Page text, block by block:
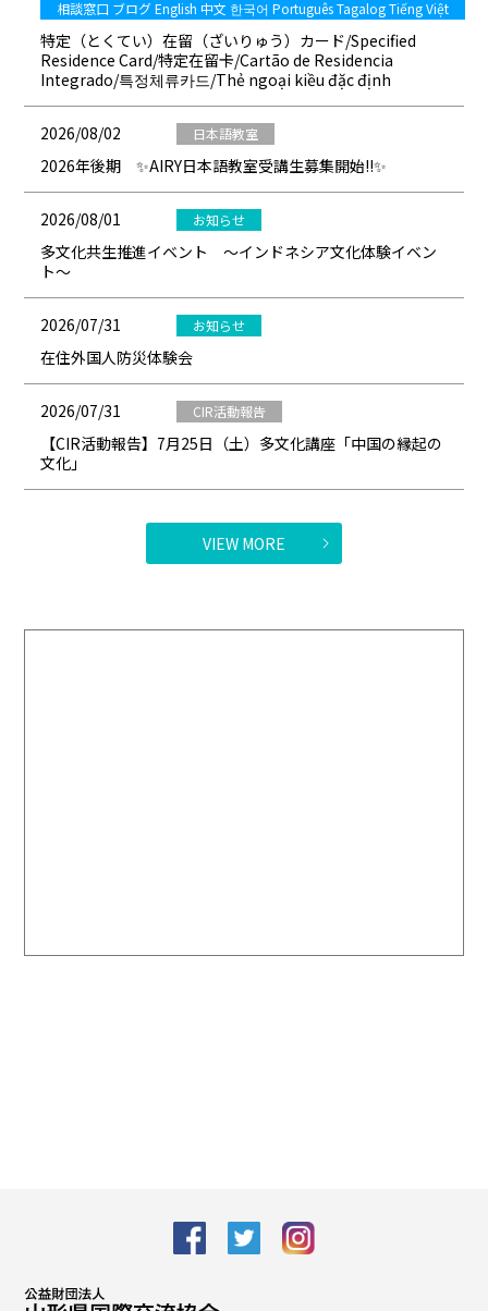
相談窓口 ブログ English 中文 한국어 Português Tagalog Tiếng Việt
特定（とくてい）在留（ざいりゅう）カード/Specified
Residence Card/特定在留卡/Cartão de Residencia
Integrado/특정체류카드/Thẻ ngoại kiều đặc định
2026/08/02 日本語教室
2026年後期 ✨AIRY日本語教室受講生募集開始!!✨
2026/08/01 お知らせ
多文化共生推進イベント ～インドネシア文化体験イベン
ト～
2026/07/31 お知らせ
在住外国人防災体験会
2026/07/31 CIR活動報告
【CIR活動報告】7月25日（土）多文化講座「中国の縁起の
文化」
VIEW MORE
facebook Twitter